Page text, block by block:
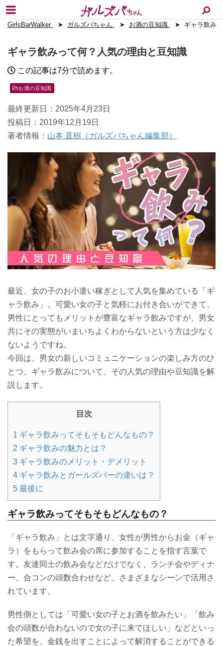
GirlsBarWalker ガルズバちゃん お酒の豆知識 ギャラ飲み
ギャラ飲みって何？人気の理由と豆知識
この記事は7分で読めます。
お酒の豆知識
最終更新日：2025年4月23日
投稿日：2019年12月19日
著者情報： 山本 直樹（ガルズバちゃん編集部）
最近、女の子のお小遣い稼ぎとして人気を集めている「ギ
ャラ飲み」。可愛い女の子と気軽にお付き合いができて、
男性にとってもメリットが豊富なギャラ飲みですが、男女
共にその実態がいまいちよくわからないという方は少なく
ないようですね。
今回は、男女の新しいコミュニケーションの楽しみ方のひ
とつ、ギャラ飲みについて、その人気の理由や豆知識を解
説します。
目次
1 ギャラ飲みってそもそもどんなもの？
2 ギャラ飲みの魅力とは？
3 ギャラ飲みのメリット・デメリット
4 ギャラ飲みとガールズバーの違いは？
5 最後に
ギャラ飲みってそもそもどんなもの？
「ギャラ飲み」とは文字通り、女性が男性からお金（ギャ
ラ）をもらって飲み会の席に参加することを指す言葉で
す。友達同士の飲み会などだけでなく、ランチ会やディナ
ー、合コンの頭数合わせなど、さまざまなシーンで活用さ
れています。
男性側としては「可愛い女の子とお酒を飲みたい」「飲み
会の頭数が合わないので女の子に来てほしい」などといっ
た希望を、金銭を出すことによって解消することができる